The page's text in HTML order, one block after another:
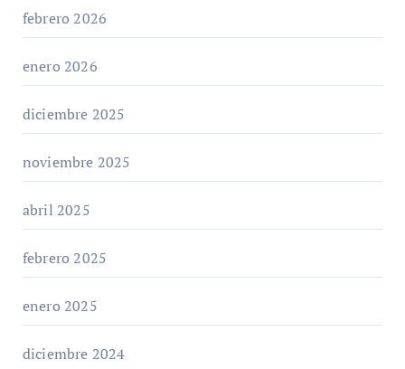
febrero 2026
enero 2026
diciembre 2025
noviembre 2025
abril 2025
febrero 2025
enero 2025
diciembre 2024